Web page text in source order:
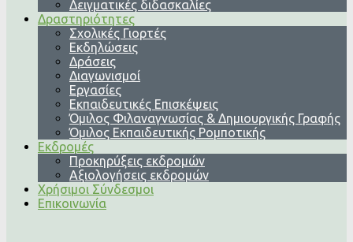
Δειγματικές διδασκαλίες
Δραστηριότητες
Σχολικές Γιορτές
Εκδηλώσεις
Δράσεις
Διαγωνισμοί
Εργασίες
Εκπαιδευτικές Επισκέψεις
Όμιλος Φιλαναγνωσίας & Δημιουργικής Γραφής
Όμιλος Εκπαιδευτικής Ρομποτικής
Εκδρομές
Προκηρύξεις εκδρομών
Αξιολογήσεις εκδρομών
Χρήσιμοι Σύνδεσμοι
Επικοινωνία